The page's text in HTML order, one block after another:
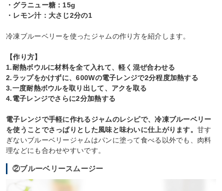
・グラニュー糖：15g
・レモン汁：大さじ2分の1
冷凍ブルーベリーを使ったジャムの作り方を紹介します。
【作り方】
1.耐熱ボウルに材料を全て入れて、軽く混ぜ合わせる
2.ラップをかけずに、600Wの電子レンジで2分程度加熱する
3.一度耐熱ボウルを取り出して、アクを取る
4.電子レンジでさらに2分加熱する
電子レンジで手軽に作れるジャムのレシピで、冷凍ブルーベリー
を使うことでさっぱりとした風味と味わいに仕上がります。甘す
ぎないブルーベリージャムはパンに塗って食べる以外でも、肉料
理などにも合わせやすいです。
②ブルーベリースムージー